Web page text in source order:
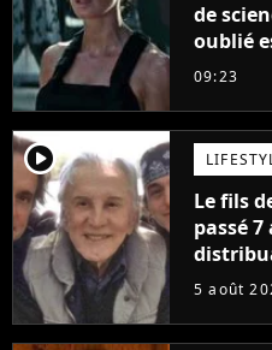
de
oublié
09:23
player2
Le fils
passé
père"
5 août